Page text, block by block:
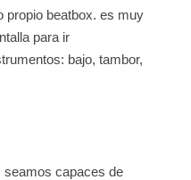
propio beatbox. es muy
para ir
bajo, tambor,
seamos capaces de